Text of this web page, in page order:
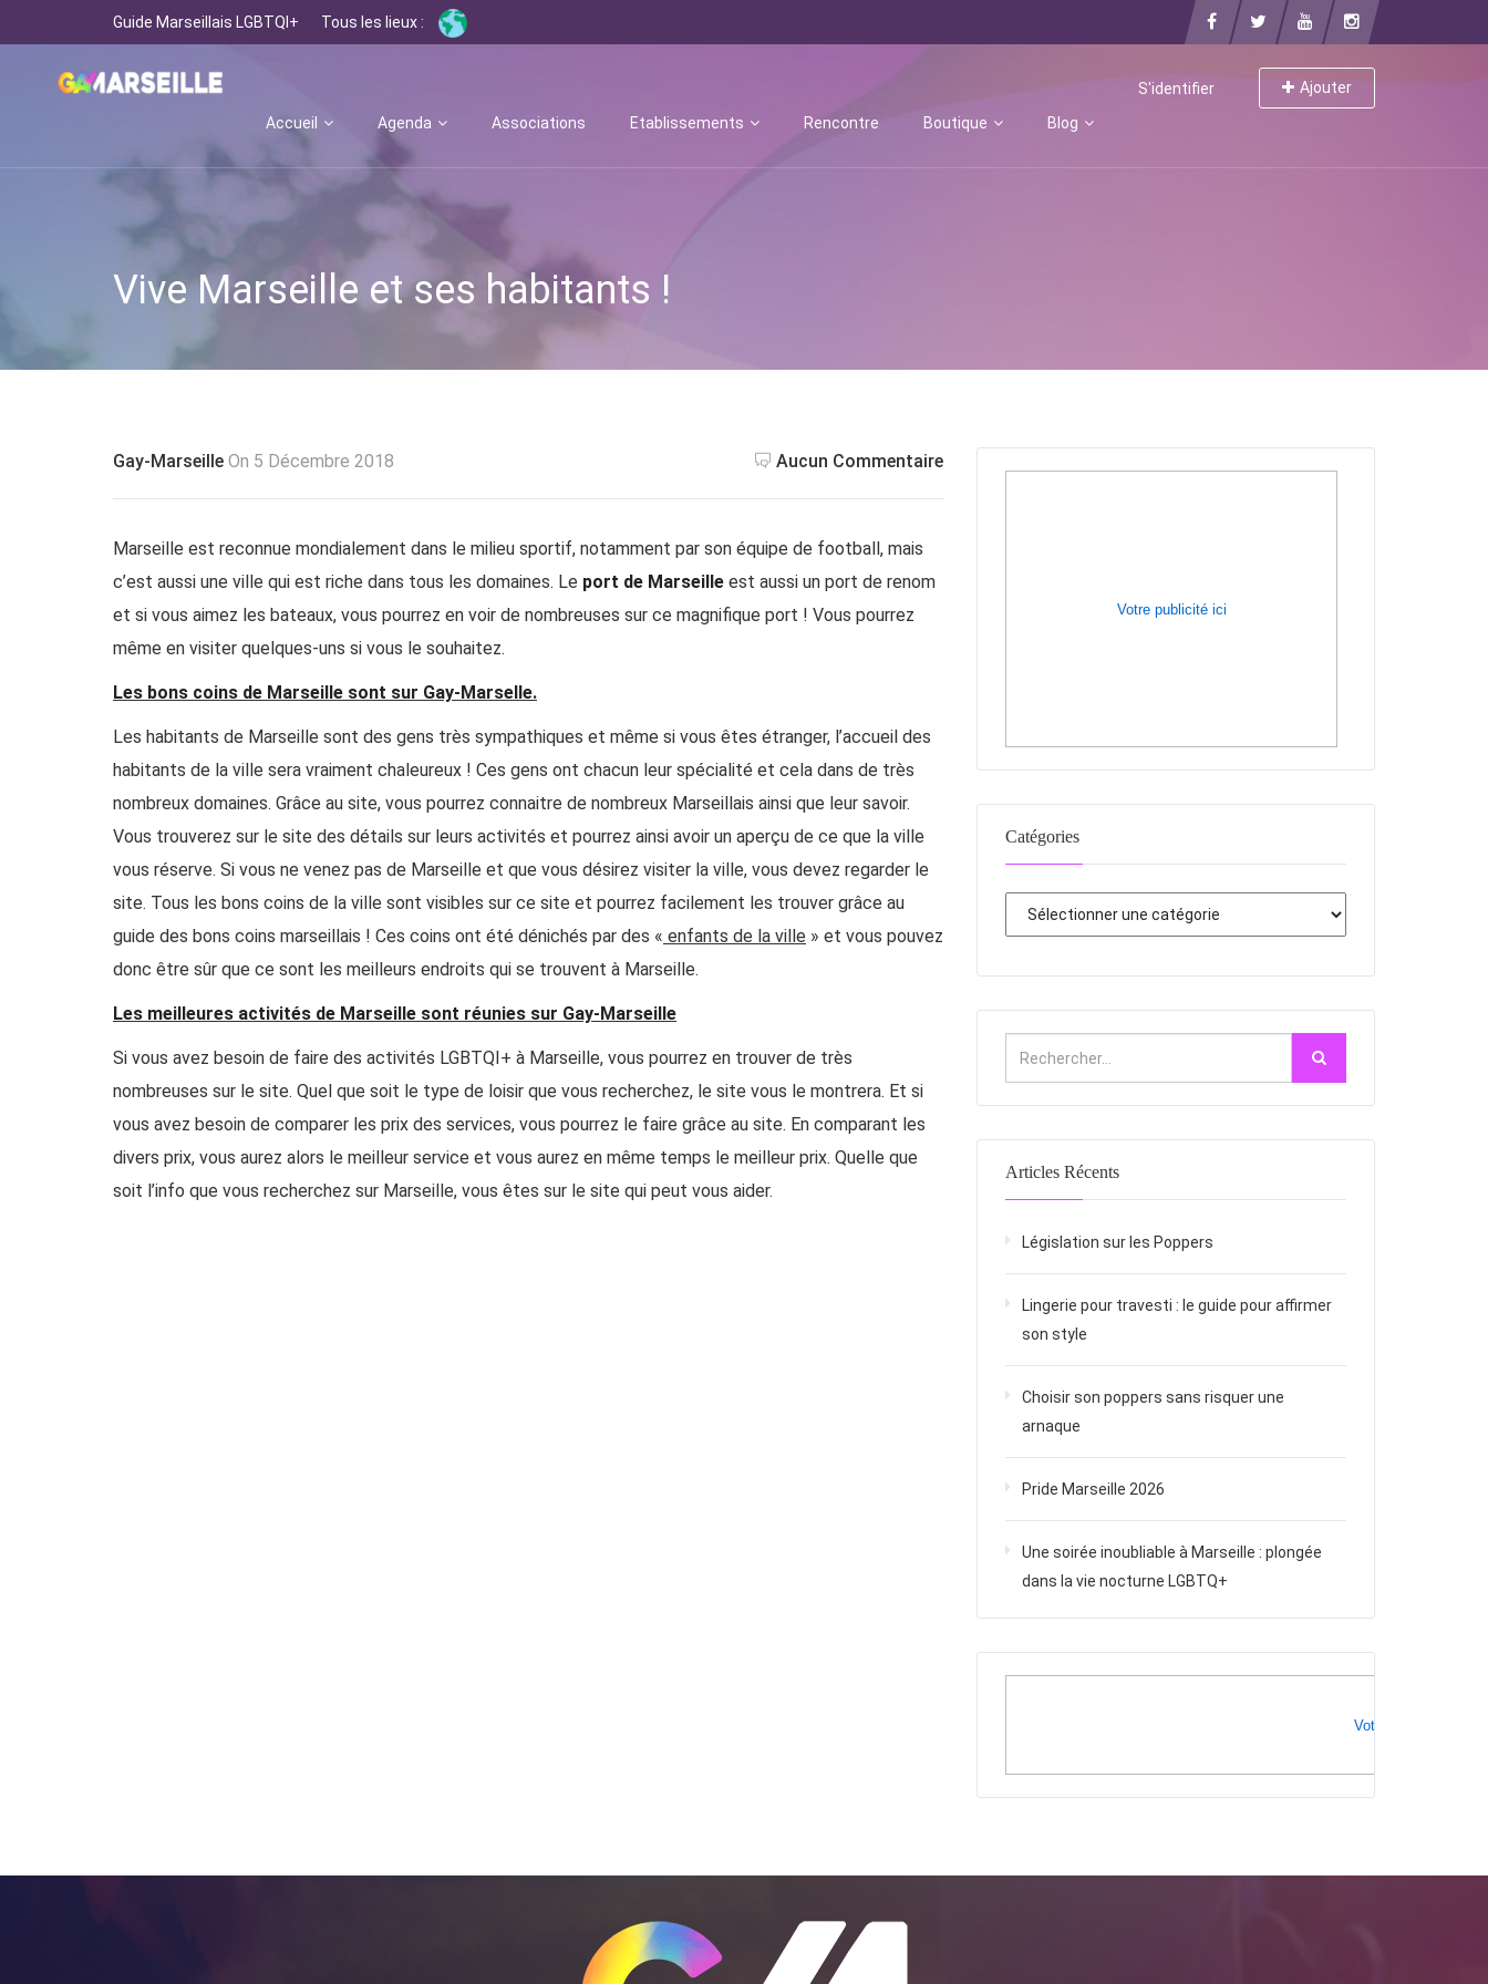
Guide Marseillais LGBTQI+ Tous les lieux :
S'identifier
Ajouter
Accueil
Agenda Associations Etablissements Rencontre Boutique Blog
Vive Marseille et ses habitants !
Gay-Marseille On 5 Décembre 2018 Aucun Commentaire
Marseille est reconnue mondialement dans le milieu sportif, notamment par son équipe de football, mais
c’est aussi une ville qui est riche dans tous les domaines. Le port de Marseille est aussi un port de renom
et si vous aimez les bateaux, vous pourrez en voir de nombreuses sur ce magnifique port ! Vous pourrez
même en visiter quelques-uns si vous le souhaitez.
Les bons coins de Marseille sont sur Gay-Marselle.
Les habitants de Marseille sont des gens très sympathiques et même si vous êtes étranger, l’accueil des
habitants de la ville sera vraiment chaleureux ! Ces gens ont chacun leur spécialité et cela dans de très
nombreux domaines. Grâce au site, vous pourrez connaitre de nombreux Marseillais ainsi que leur savoir.
Vous trouverez sur le site des détails sur leurs activités et pourrez ainsi avoir un aperçu de ce que la ville
vous réserve. Si vous ne venez pas de Marseille et que vous désirez visiter la ville, vous devez regarder le
site. Tous les bons coins de la ville sont visibles sur ce site et pourrez facilement les trouver grâce au
guide des bons coins marseillais ! Ces coins ont été dénichés par des « enfants de la ville » et vous pouvez
donc être sûr que ce sont les meilleurs endroits qui se trouvent à Marseille.
Les meilleures activités de Marseille sont réunies sur Gay-Marseille
Si vous avez besoin de faire des activités LGBTQI+ à Marseille, vous pourrez en trouver de très
nombreuses sur le site. Quel que soit le type de loisir que vous recherchez, le site vous le montrera. Et si
vous avez besoin de comparer les prix des services, vous pourrez le faire grâce au site. En comparant les
divers prix, vous aurez alors le meilleur service et vous aurez en même temps le meilleur prix. Quelle que
soit l’info que vous recherchez sur Marseille, vous êtes sur le site qui peut vous aider.
Votre publicité ici
Catégories
Articles Récents
Législation sur les Poppers
Lingerie pour travesti : le guide pour affirmer
son style
Choisir son poppers sans risquer une
arnaque
Pride Marseille 2026
Une soirée inoubliable à Marseille : plongée
dans la vie nocturne LGBTQ+
Votre publicité ici